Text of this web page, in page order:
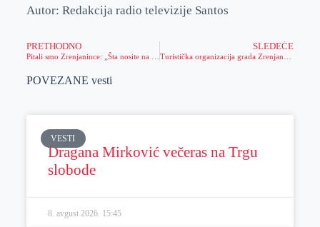
Autor: Redakcija radio televizije Santos
PRETHODNO SLEDEĆE
POVEZANE vesti
VESTI
Dragana Mirković večeras na Trgu
slobode
8. avgust 2026. 15:45